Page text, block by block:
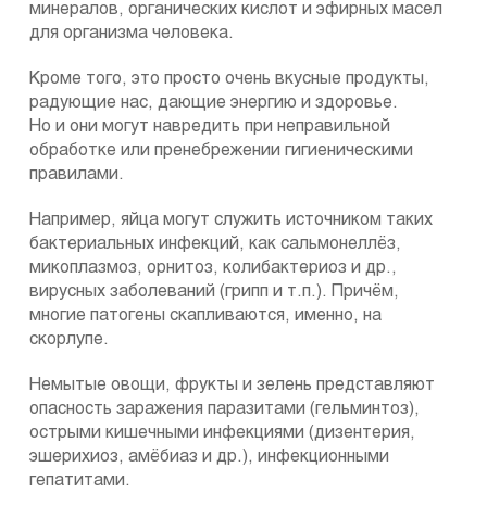
минералов, органических кислот и эфирных масел
для организма человека.
Кроме того, это просто очень вкусные продукты,
радующие нас, дающие энергию и здоровье.
Но и они могут навредить при неправильной
обработке или пренебрежении гигиеническими
правилами.
Например, яйца могут служить источником таких
бактериальных инфекций, как сальмонеллёз,
микоплазмоз, орнитоз, колибактериоз и др.,
вирусных заболеваний (грипп и т.п.). Причём,
многие патогены скапливаются, именно, на
скорлупе.
Немытые овощи, фрукты и зелень представляют
опасность заражения паразитами (гельминтоз),
острыми кишечными инфекциями (дизентерия,
эшерихиоз, амёбиаз и др.), инфекционными
гепатитами.